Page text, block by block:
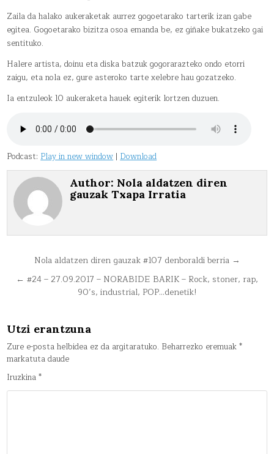
Zaila da halako aukeraketak aurrez gogoetarako tarterik izan gabe
egitea. Gogoetarako bizitza osoa emanda be, ez giñake bukatzeko gai
sentituko.
Halere artista, doinu eta diska batzuk gogorarazteko ondo etorri
zaigu, eta nola ez, gure asteroko tarte xelebre hau gozatzeko.
Ia entzuleok 10 aukeraketa hauek egiterik lortzen duzuen.
Podcast:Play in new window|Download
Author: Nola aldatzen diren
gauzak Txapa Irratia
Bidalketetan
zehar
nabigatu
Nola aldatzen diren gauzak #107 denboraldi berria →
← #24 – 27.09.2017 – NORABIDE BARIK – Rock, stoner, rap,
90’s, industrial, POP…denetik!
Utzi erantzuna
Zure e-posta helbidea ez da argitaratuko. Beharrezko eremuak*
markatuta daude
Iruzkina*